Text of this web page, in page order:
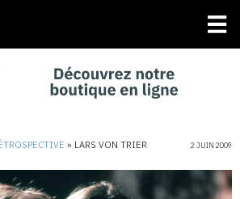
» LARS VON TRIER 2 JUIN 2009